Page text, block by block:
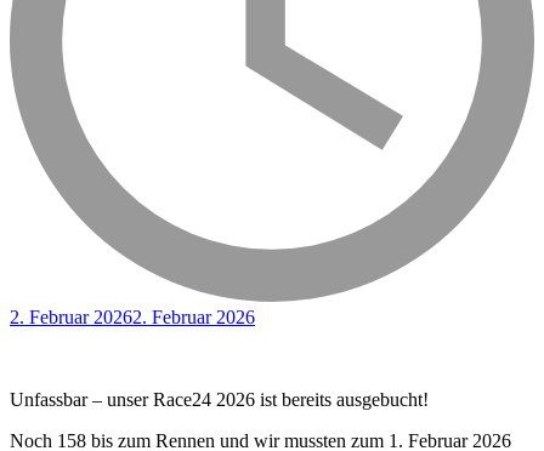
2. Februar 20262. Februar 2026
Unfassbar – unser Race24 2026 ist bereits ausgebucht!
Noch 158 bis zum Rennen und wir mussten zum 1. Februar 2026